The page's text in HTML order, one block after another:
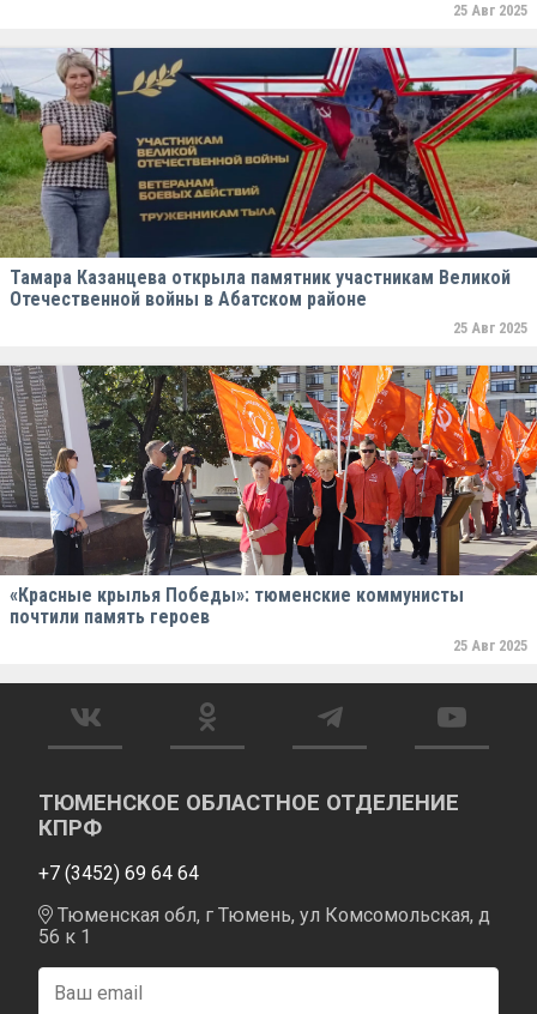
25 Авг 2025
Тамара Казанцева открыла памятник участникам Великой
Отечественной войны в Абатском районе
25 Авг 2025
«Красные крылья Победы»: тюменские коммунисты
почтили память героев
25 Авг 2025
ТЮМЕНСКОЕ ОБЛАСТНОЕ ОТДЕЛЕНИЕ
КПРФ
+7 (3452) 69 64 64
Тюменская обл, г Тюмень, ул Комсомольская, д
56 к 1